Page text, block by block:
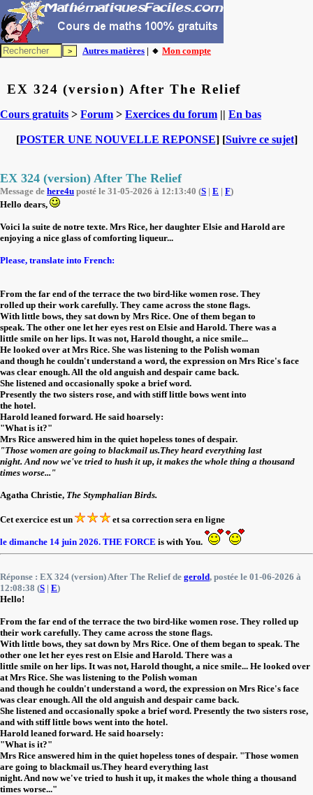
Autres matières | 🔸 Mon compte
EX 324 (version) After The Relief
Cours gratuits > Forum > Exercices du forum || En bas
[POSTER UNE NOUVELLE REPONSE] [Suivre ce sujet]
EX 324 (version) After The Relief
Message de here4u posté le 31-05-2026 à 12:13:40 (S | E | F)
Hello dears,
Voici la suite de notre texte. Mrs Rice, her daughter Elsie and Harold are
enjoying a nice glass of comforting liqueur...
Please, translate into French:
From the far end of the terrace the two bird-like women rose. They
rolled up their work carefully. They came across the stone flags.
With little bows, they sat down by Mrs Rice. One of them began to
speak. The other one let her eyes rest on Elsie and Harold. There was a
little smile on her lips. It was not, Harold thought, a nice smile...
He looked over at Mrs Rice. She was listening to the Polish woman
and though he couldn't understand a word, the expression on Mrs Rice's face
was clear enough. All the old anguish and despair came back.
She listened and occasionally spoke a brief word.
Presently the two sisters rose, and with stiff little bows went into
the hotel.
Harold leaned forward. He said hoarsely:
"What is it?"
Mrs Rice answered him in the quiet hopeless tones of despair.
"Those women are going to blackmail us.They heard everything last
night. And now we've tried to hush it up, it makes the whole thing a thousand
times worse..."
Agatha Christie, The Stymphalian Birds.
Cet exercice est un et sa correction sera en ligne
le dimanche 14 juin 2026. THE FORCE is with You.
Réponse : EX 324 (version) After The Relief de gerold, postée le 01-06-2026 à
12:08:38 (S | E)
Hello!
From the far end of the terrace the two bird-like women rose. They rolled up
their work carefully. They came across the stone flags.
With little bows, they sat down by Mrs Rice. One of them began to speak. The
other one let her eyes rest on Elsie and Harold. There was a
little smile on her lips. It was not, Harold thought, a nice smile... He looked over
at Mrs Rice. She was listening to the Polish woman
and though he couldn't understand a word, the expression on Mrs Rice's face
was clear enough. All the old anguish and despair came back.
She listened and occasionally spoke a brief word. Presently the two sisters rose,
and with stiff little bows went into the hotel.
Harold leaned forward. He said hoarsely:
"What is it?"
Mrs Rice answered him in the quiet hopeless tones of despair. "Those women
are going to blackmail us.They heard everything last
night. And now we've tried to hush it up, it makes the whole thing a thousand
times worse..."